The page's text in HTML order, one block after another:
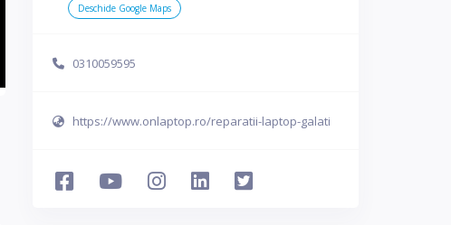
Deschide Google Maps
0310059595
https://www.onlaptop.ro/reparatii-laptop-galati